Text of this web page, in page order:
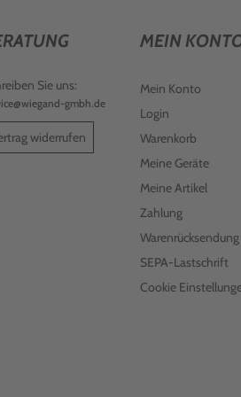
Sie uns:
gmbh.de
widerrufen
MEIN
Mein Konto
Login
Warenkorb
Meine Geräte
Meine Artikel
Zahlung
Warenrücksendung
SEPA-Lastschrift
Cookie